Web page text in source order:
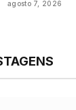
agosto 7, 2026